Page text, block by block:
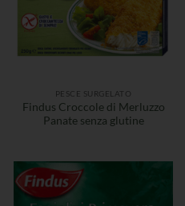
PESCE SURGELATO
Findus Croccole di Merluzzo
Panate senza glutine